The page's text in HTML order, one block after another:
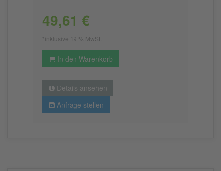
49,61 €
*inklusive 19 % MwSt.
In den Warenkorb
Details ansehen
Anfrage stellen